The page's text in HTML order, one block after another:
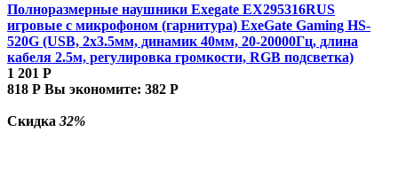
Полноразмерные наушники Exegate EX295316RUS
игровые с микрофоном (гарнитура) ExeGate Gaming HS-
520G (USB, 2x3.5мм, динамик 40мм, 20-20000Гц, длина
кабеля 2.5м, регулировка громкости, RGB подсветка)
1 201 Р
818 Р Вы экономите: 382 Р
Скидка 32%